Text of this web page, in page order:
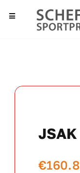
naarToggle
Navigation
Medailles
Kampioensschalen
€